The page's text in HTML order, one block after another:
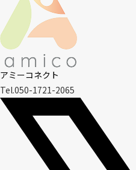
アミーコネクト
Tel.050-1721-2065